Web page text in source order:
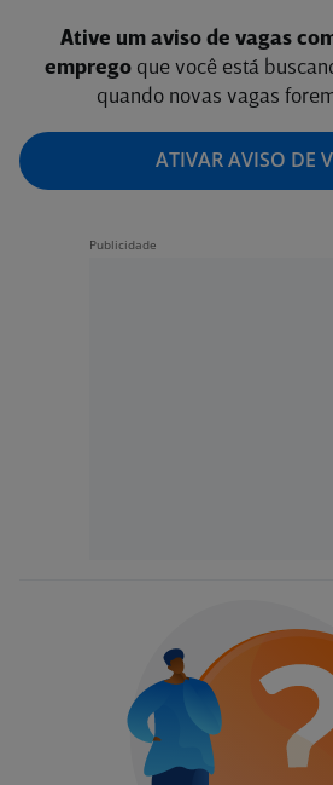
Ative um aviso de vagas
emprego que você está
quando novas vagas
ATIVAR AVISO DE